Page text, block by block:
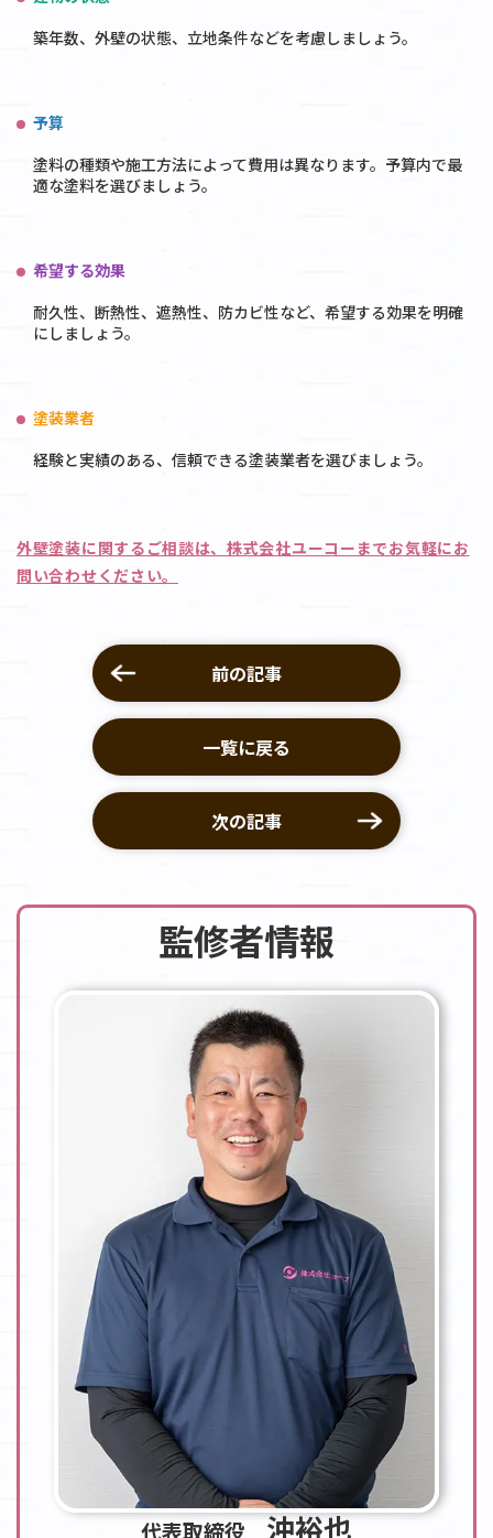
築年数、外壁の状態、立地条件などを考慮しましょう。
予算
塗料の種類や施工方法によって費用は異なります。予算内で最
適な塗料を選びましょう。
希望する効果
耐久性、断熱性、遮熱性、防カビ性など、希望する効果を明確
にしましょう。
塗装業者
経験と実績のある、信頼できる塗装業者を選びましょう。
外壁塗装に関するご相談は、株式会社ユーコーまでお気軽にお
問い合わせください。
前の記事
一覧に戻る
次の記事
監修者情報
代表取締役 沖裕也